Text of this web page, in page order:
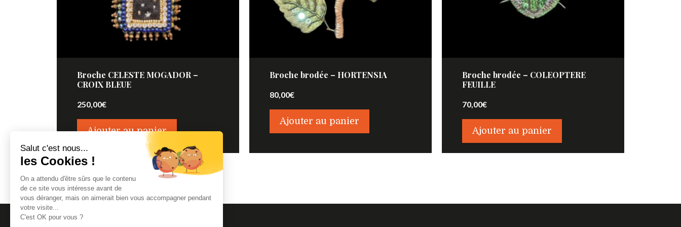
Broche CELESTE MOGADOR –
CROIX BLEUE
250,00€
Ajouter au panier
Broche brodée – HORTENSIA
80,00€
Ajouter au panier
Broche brodée – COLEOPTERE
FEUILLE
70,00€
Ajouter au panier
Salut c'est nous...
les Cookies !
On a attendu d'être sûrs que le contenu
de ce site vous intéresse avant de
vous déranger, mais on aimerait bien vous accompagner pendant
votre visite...
C'est OK pour vous ?